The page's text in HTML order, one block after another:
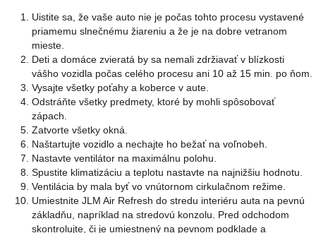
Uistite sa, že vaše auto nie je počas tohto procesu vystavené
priamemu slnečnému žiareniu a že je na dobre vetranom
mieste.
Deti a domáce zvieratá by sa nemali zdržiavať v blízkosti
vášho vozidla počas celého procesu ani 10 až 15 min. po ňom.
Vysajte všetky poťahy a koberce v aute.
Odstráňte všetky predmety, ktoré by mohli spôsobovať
zápach.
Zatvorte všetky okná.
Naštartujte vozidlo a nechajte ho bežať na voľnobeh.
Nastavte ventilátor na maximálnu polohu.
Spustite klimatizáciu a teplotu nastavte na najnižšiu hodnotu.
Ventilácia by mala byť vo vnútornom cirkulačnom režime.
Umiestnite JLM Air Refresh do stredu interiéru auta na pevnú
základňu, napríklad na stredovú konzolu. Pred odchodom
skontrolujte, či je umiestnený na pevnom podklade a